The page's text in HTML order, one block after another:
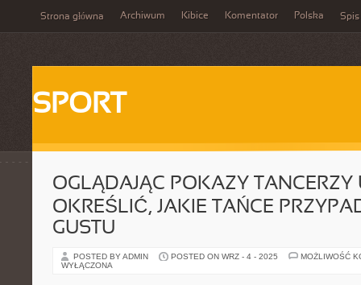
Strona główna Archiwum Kibice Komentator Polska Spis
SPORT
OGLĄDAJĄC POKAZY TANCERZY
OKREŚLIĆ, JAKIE TAŃCE
GUSTU
POSTED BY ADMIN POSTED ON WRZ - 4 - 2025
MOŻLIWOŚĆ
WYŁĄCZONA